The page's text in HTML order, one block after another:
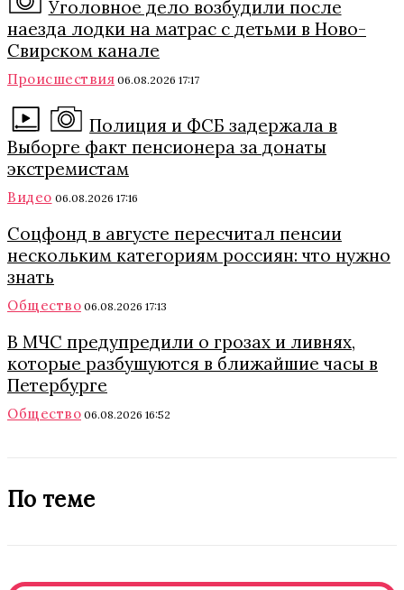
Уголовное дело возбудили после
наезда лодки на матрас с детьми в Ново-
Свирском канале
Происшествия 06.08.2026 17:17
Полиция и ФСБ задержала в
Выборге факт пенсионера за донаты
экстремистам
Видео 06.08.2026 17:16
Соцфонд в августе пересчитал пенсии
нескольким категориям россиян: что нужно
знать
Общество 06.08.2026 17:13
В МЧС предупредили о грозах и ливнях,
которые разбушуются в ближайшие часы в
Петербурге
Общество 06.08.2026 16:52
По теме